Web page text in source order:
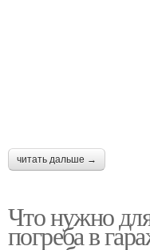
читать дальше →
Что нужно
погреба в